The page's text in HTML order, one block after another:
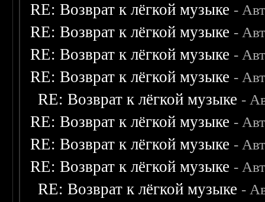
RE: Возврат к лёгкой музыке -
RE: Возврат к лёгкой музыке -
RE: Возврат к лёгкой музыке -
RE: Возврат к лёгкой музыке -
RE: Возврат к лёгкой музыке -
RE: Возврат к лёгкой музыке -
RE: Возврат к лёгкой музыке -
RE: Возврат к лёгкой музыке -
RE: Возврат к лёгкой музыке -